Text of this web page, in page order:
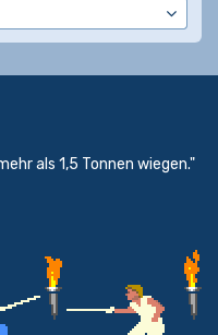
als 1,5 Tonnen wiegen."